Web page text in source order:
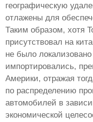
географическую
отлажены для
Таким образом, хотя
присутствовал на
не было
импортировались,
Америки, отражая
по распределению
автомобилей в
экономической